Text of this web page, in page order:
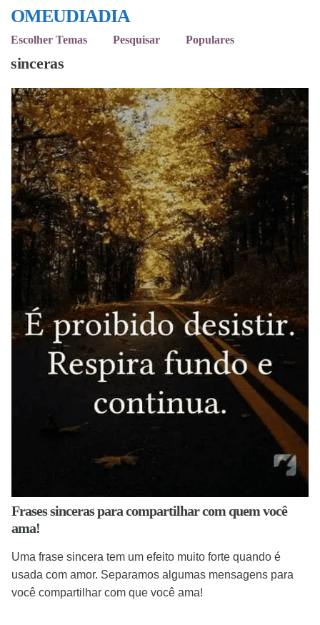
OMEUDIADIA
Escolher Temas Pesquisar Populares
sinceras
Frases sinceras para compartilhar com quem você
ama!
Uma frase sincera tem um efeito muito forte quando é
usada com amor. Separamos algumas mensagens para
você compartilhar com que você ama!